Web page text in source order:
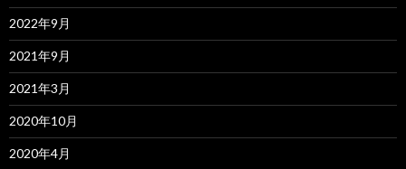
2022年9月
2021年9月
2021年3月
2020年10月
2020年4月